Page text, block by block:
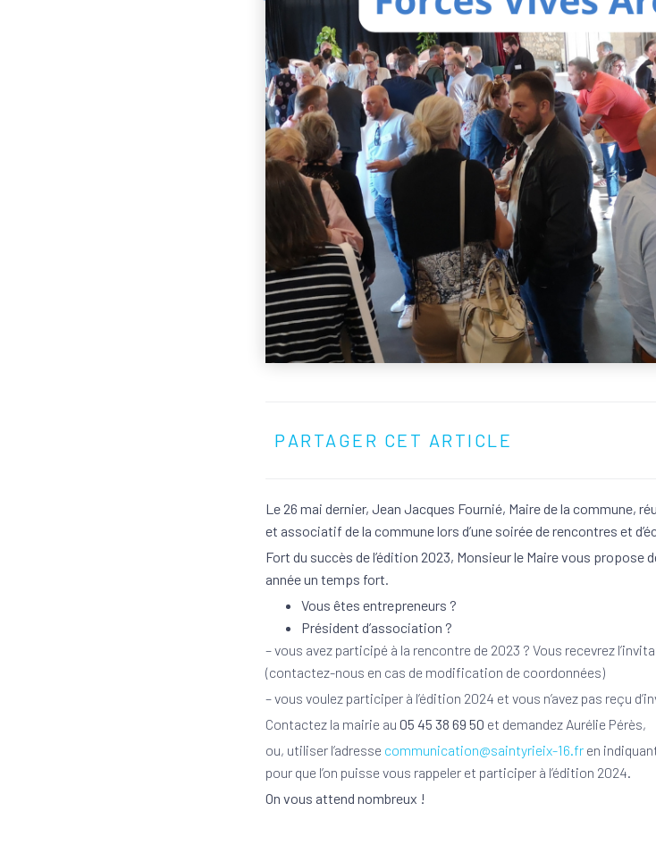
PARTAGER CET ARTICLE
Le 26 mai dernier, Jean Jacques Fournié, Maire de la commune,
et associatif de la commune lors d’une soirée de rencontres et
Fort du succès de l’édition 2023, Monsieur le Maire vous propose
année un temps fort.
Vous êtes entrepreneurs ?
Président d’association ?
– vous avez participé à la rencontre de 2023 ? Vous recevrez
(contactez-nous en cas de modification de coordonnées)
– vous voulez participer à l’édition 2024 et vous n’avez pas reçu
Contactez la mairie au 05 45 38 69 50 et demandez Aurélie Pérès,
ou, utiliser l’adresse communication@saintyrieix-16.fr en
pour que l’on puisse vous rappeler et participer à l’édition 2024.
On vous attend nombreux !